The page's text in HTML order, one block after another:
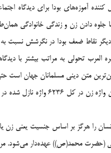
آموزه‌هاي بودا براي ديدگاه
جلوه دادن زن و زندگي خانوادگي
ديگر نقاط ضعف بودا در نگرشش نسبت
العرب تحولي به مراتب بيشتر با
متن ديني مسلمانان جهان است
را هرگز بر اساس جنسيت يعني زن
(حضرت محمد(ص)) عهده‌دار مي‌شود.